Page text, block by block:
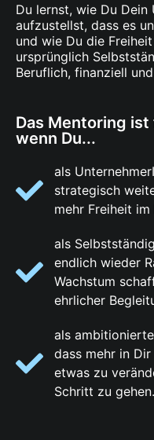
Du lernst, wie Du Dein
aufzustellst, dass es
und wie Du die
ursprünglich
Beruflich, finanziell
Das Mentoring
wenn Du...
als
strategisch
mehr Freiheit
als
endlich wieder
Wachstum
ehrlicher
als
dass mehr in
etwas zu
Schritt zu gehen.